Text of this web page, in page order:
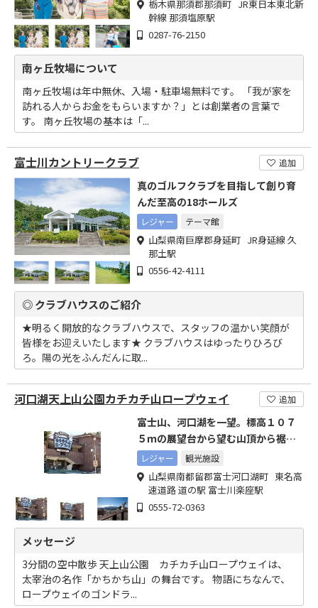
栃木県那須郡那須町 JR東日本東北新
幹線 那須塩原駅
0287-76-2150
南ヶ丘牧場について
南ヶ丘牧場は年中無休、入場・駐車場無料です。 「我が家を
訪れる人からお金をもらいますか？」とは創業者の言葉で
す。 南ヶ丘牧場の基本は「...
富士川カントリークラブ 追加
真のゴルフクラブを目指して創り育
んだ至高の18ホールズ
レジャー テーマ館
山梨県南巨摩郡身延町 JR身延線 久
那土駅
0556-42-4111
◎ クラブハウスのご紹介
★明るく開放的なクラブハウスで、スタッフの温かい笑顔が
皆様をお迎えいたします★ クラブハウスはゆったりひろび
ろ。陽の光をふんだんに取...
河口湖天上山公園カチカチ山ロープウェイ 追加
富士山、河口湖を一望。標高１０７
５ｍの展望台から望む山頂から裾野
まで見渡せる富士山は必見。
レジャー 観光施設
山梨県南都留郡富士河口湖町 東名高
速道路 道の駅 富士川楽座駅
0555-72-0363
メッセージ
3分間の空中散歩 天上山公園 カチカチ山ロープウェイは、
太宰治の名作「かちかち山」の舞台です。 物語にちなんで、
ロープウェイのゴンドラ...